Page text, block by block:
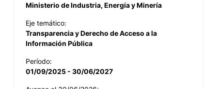
Ministerio de Industria, Energía y Minería
Eje temático:
Transparencia y Derecho de Acceso a la
Información Pública
Período:
01/09/2025 - 30/06/2027